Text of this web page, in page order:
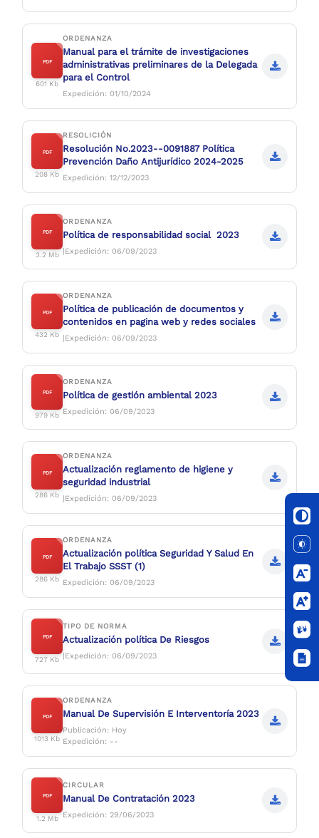
PDF
601 Kb
ORDENANZA
Manual para el trámite de investigaciones
administrativas preliminares de la Delegada
para el Control
Expedición: 01/10/2024
PDF
208 Kb
RESOLICIÓN
Resolución No.2023--0091887 Política
Prevención Daño Antijurídico 2024-2025
Expedición: 12/12/2023
PDF
3.2 Mb
ORDENANZA
Política de responsabilidad social 2023
|Expedición: 06/09/2023
PDF
432 Kb
ORDENANZA
Política de publicación de documentos y
contenidos en pagina web y redes sociales
|Expedición: 06/09/2023
PDF
979 Kb
ORDENANZA
Política de gestión ambiental 2023
Expedición: 06/09/2023
PDF
286 Kb
ORDENANZA
Actualización reglamento de higiene y
seguridad industrial
|Expedición: 06/09/2023
PDF
286 Kb
ORDENANZA
Actualización política Seguridad Y Salud En
El Trabajo SSST (1)
Expedición: 06/09/2023
PDF
727 Kb
TIPO DE NORMA
Actualización política De Riesgos
|Expedición: 06/09/2023
PDF
1013 Kb
ORDENANZA
Manual De Supervisión E Interventoría 2023
Publicación: Hoy
Expedición: --
PDF
1.2 Mb
CIRCULAR
Manual De Contratación 2023
Expedición: 29/06/2023